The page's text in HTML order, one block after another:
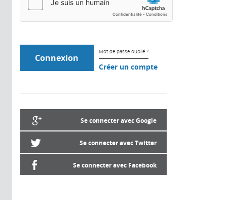
Mot de passe oublié ?
Créer un compte
Se connecter avec Google
Se connecter avec Twitter
Se connecter avec Facebook